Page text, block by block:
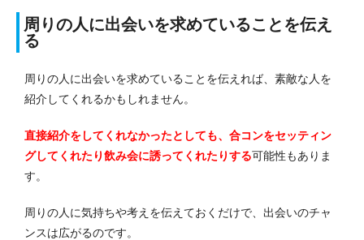
周りの人に出会いを求めていることを伝え
る
周りの人に出会いを求めていることを伝えれば、素敵な人を
紹介してくれるかもしれません。
直接紹介をしてくれなかったとしても、合コンをセッティン
グしてくれたり飲み会に誘ってくれたりする可能性もありま
す。
周りの人に気持ちや考えを伝えておくだけで、出会いのチャ
ンスは広がるのです。